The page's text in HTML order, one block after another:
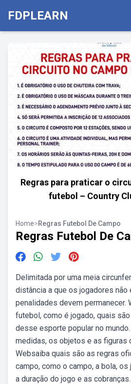
FDPLEARN
Regras para praticar o
futebol – Country
Home>Regras Futebol De Campo
Regras Futebol De
Delimitada por uma meia
distância a que os jogadores
penalidades devem permanecer.
futebol, como é jogado, quais
desse esporte popular no
medidas, os objetos e as figuras
Websaiba quais são as regras
campo, como o campo, a bola,
a duração do jogo e as